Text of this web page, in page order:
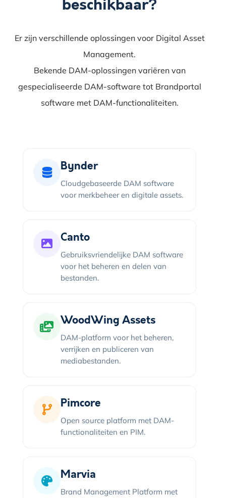
beschikbaar?
Er zijn verschillende oplossingen voor Digital Asset
Management.
Bekende DAM-oplossingen variëren van
gespecialiseerde DAM-software tot Brandportal
software met DAM-functionaliteiten.
Bynder
Cloudgebaseerde DAM software
voor merkbeheer en digitale assets.
Canto
Gebruiksvriendelijke DAM software
voor het beheren en delen van
bestanden.
WoodWing Assets
DAM-platform voor het beheren,
verrijken en publiceren van
mediabestanden.
Pimcore
Open source platform met DAM-
functionaliteiten en PIM.
Marvia
Brand Management Platform met